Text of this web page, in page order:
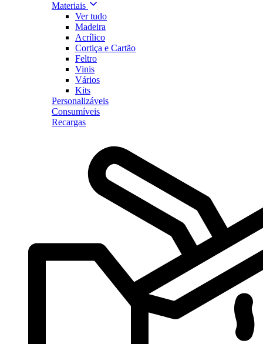
Materiais
Ver tudo
Madeira
Acrílico
Cortiça e Cartão
Feltro
Vinis
Vários
Kits
Personalizáveis
Consumíveis
Recargas